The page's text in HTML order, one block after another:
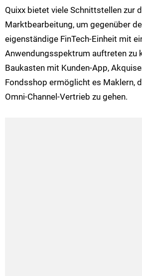
Quixx bietet viele Schnittstellen zur
Marktbearbeitung, um gegenüber
eigenständige FinTech-Einheit mit
Anwendungsspektrum auftreten zu
Baukasten mit Kunden-App,
Fondsshop ermöglicht es Maklern,
Omni-Channel-Vertrieb zu gehen.